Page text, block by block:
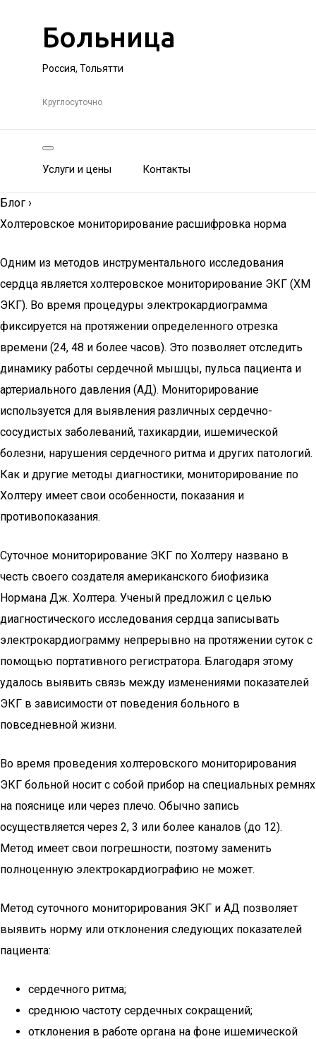
Больница
Россия, Тольятти
Круглосуточно
Услуги и цены Контакты
Блог ›
Холтеровское мониторирование расшифровка норма
Одним из методов инструментального исследования
сердца является холтеровское мониторирование ЭКГ (ХМ
ЭКГ). Во время процедуры электрокардиограмма
фиксируется на протяжении определенного отрезка
времени (24, 48 и более часов). Это позволяет отследить
динамику работы сердечной мышцы, пульса пациента и
артериального давления (АД). Мониторирование
используется для выявления различных сердечно-
сосудистых заболеваний, тахикардии, ишемической
болезни, нарушения сердечного ритма и других патологий.
Как и другие методы диагностики, мониторирование по
Холтеру имеет свои особенности, показания и
противопоказания.
Суточное мониторирование ЭКГ по Холтеру названо в
честь своего создателя американского биофизика
Нормана Дж. Холтера. Ученый предложил с целью
диагностического исследования сердца записывать
электрокардиограмму непрерывно на протяжении суток с
помощью портативного регистратора. Благодаря этому
удалось выявить связь между изменениями показателей
ЭКГ в зависимости от поведения больного в
повседневной жизни.
Во время проведения холтеровского мониторирования
ЭКГ больной носит с собой прибор на специальных ремнях
на пояснице или через плечо. Обычно запись
осуществляется через 2, 3 или более каналов (до 12).
Метод имеет свои погрешности, поэтому заменить
полноценную электрокардиографию не может.
Метод суточного мониторирования ЭКГ и АД позволяет
выявить норму или отклонения следующих показателей
пациента:
сердечного ритма;
среднюю частоту сердечных сокращений;
отклонения в работе органа на фоне ишемической